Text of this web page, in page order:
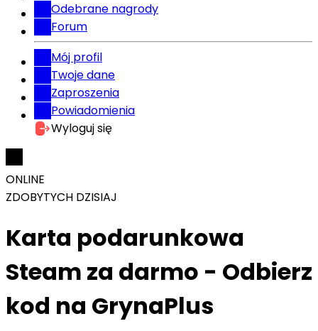
Odebrane nagrody
Forum
Mój profil
Twoje dane
Zaproszenia
Powiadomienia
Wyloguj się
ONLINE
ZDOBYTYCH DZISIAJ
Karta podarunkowa
Steam za darmo - Odbierz
kod na GrynaPlus